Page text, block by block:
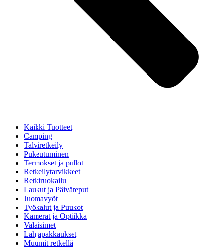
Kaikki Tuotteet
Camping
Talviretkeily
Pukeutuminen
Termokset ja pullot
Retkeilytarvikkeet
Retkiruokailu
Laukut ja Päiväreput
Juomavyöt
Työkalut ja Puukot
Kamerat ja Optiikka
Valaisimet
Lahjapakkaukset
Muumit retkellä